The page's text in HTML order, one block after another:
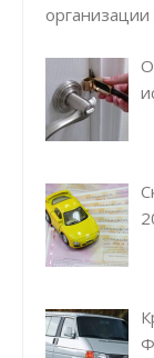
организации